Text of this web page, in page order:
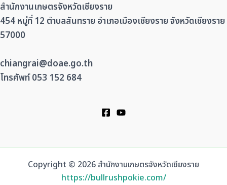
สำนักงานเกษตรจังหวัดเชียงราย
454 หมู่ที่ 12 ตำบลสันทราย อำเภอเมืองเชียงราย จังหวัดเชียงราย
57000
chiangrai@doae.go.th
โทรศัพท์ 053 152 684
Copyright © 2026 สำนักงานเกษตรจังหวัดเชียงราย
https://bullrushpokie.com/